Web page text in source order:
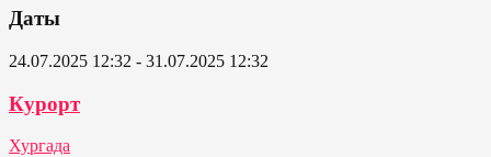
Даты
24.07.2025 12:32 - 31.07.2025 12:32
Курорт
Хургада